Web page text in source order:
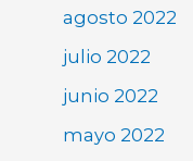
agosto 2022
julio 2022
junio 2022
mayo 2022